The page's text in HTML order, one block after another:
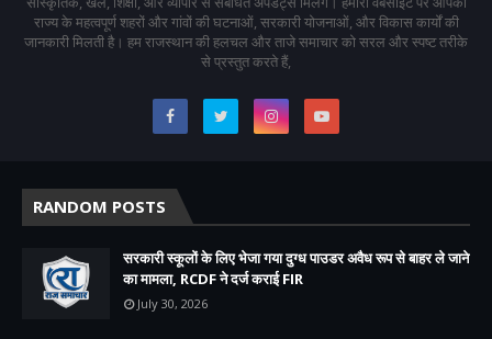
राज्य के महत्वपूर्ण शहरों और गांवों की घटनाओं, सरकारी योजनाओं, और विकास कार्यों की
जानकारी मिलती है। हम राजस्थान की हलचल और ताजे समाचार को सरल और स्पष्ट तरीके
से प्रस्तुत करते हैं,
RANDOM POSTS
सरकारी स्कूलों के लिए भेजा गया दुग्ध पाउडर अवैध रूप से बाहर ले जाने
का मामला, RCDF ने दर्ज कराई FIR
July 30, 2026